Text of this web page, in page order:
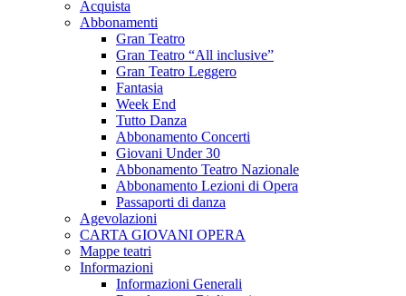
Acquista
Abbonamenti
Gran Teatro
Gran Teatro “All inclusive”
Gran Teatro Leggero
Fantasia
Week End
Tutto Danza
Abbonamento Concerti
Giovani Under 30
Abbonamento Teatro Nazionale
Abbonamento Lezioni di Opera
Passaporti di danza
Agevolazioni
CARTA GIOVANI OPERA
Mappe teatri
Informazioni
Informazioni Generali